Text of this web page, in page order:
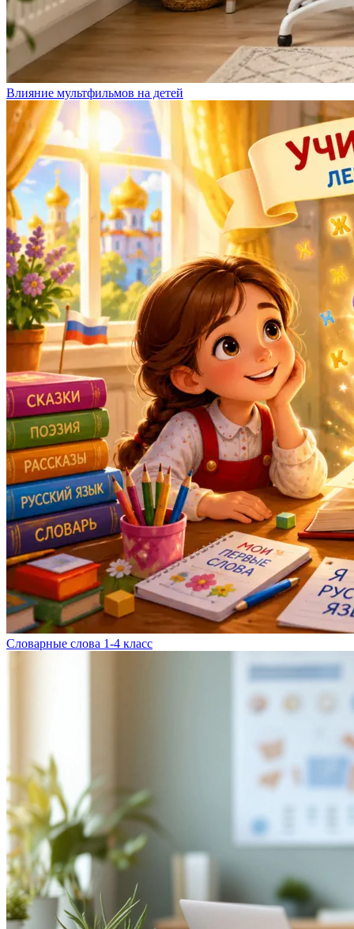
Влияние мультфильмов на детей
Словарные слова 1-4 класс